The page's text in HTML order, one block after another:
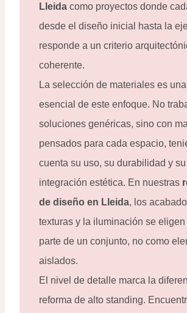
Lleida como proyectos donde
desde el diseño inicial hasta la
responde a un criterio
coherente.
La selección de materiales es
esencial de este enfoque. No
soluciones genéricas, sino con
pensados para cada espacio,
cuenta su uso, su durabilidad y su
integración estética. En nuestras
de diseño en Lleida, los
texturas y la iluminación se eligen
parte de un conjunto, no como
aislados.
El nivel de detalle marca la
reforma de alto standing.